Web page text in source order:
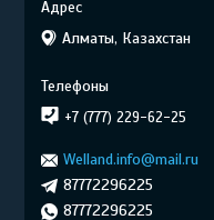
Алматы, Казахстан
+7 (777) 229-62-25
Welland.info@mail.ru
87772296225
87772296225